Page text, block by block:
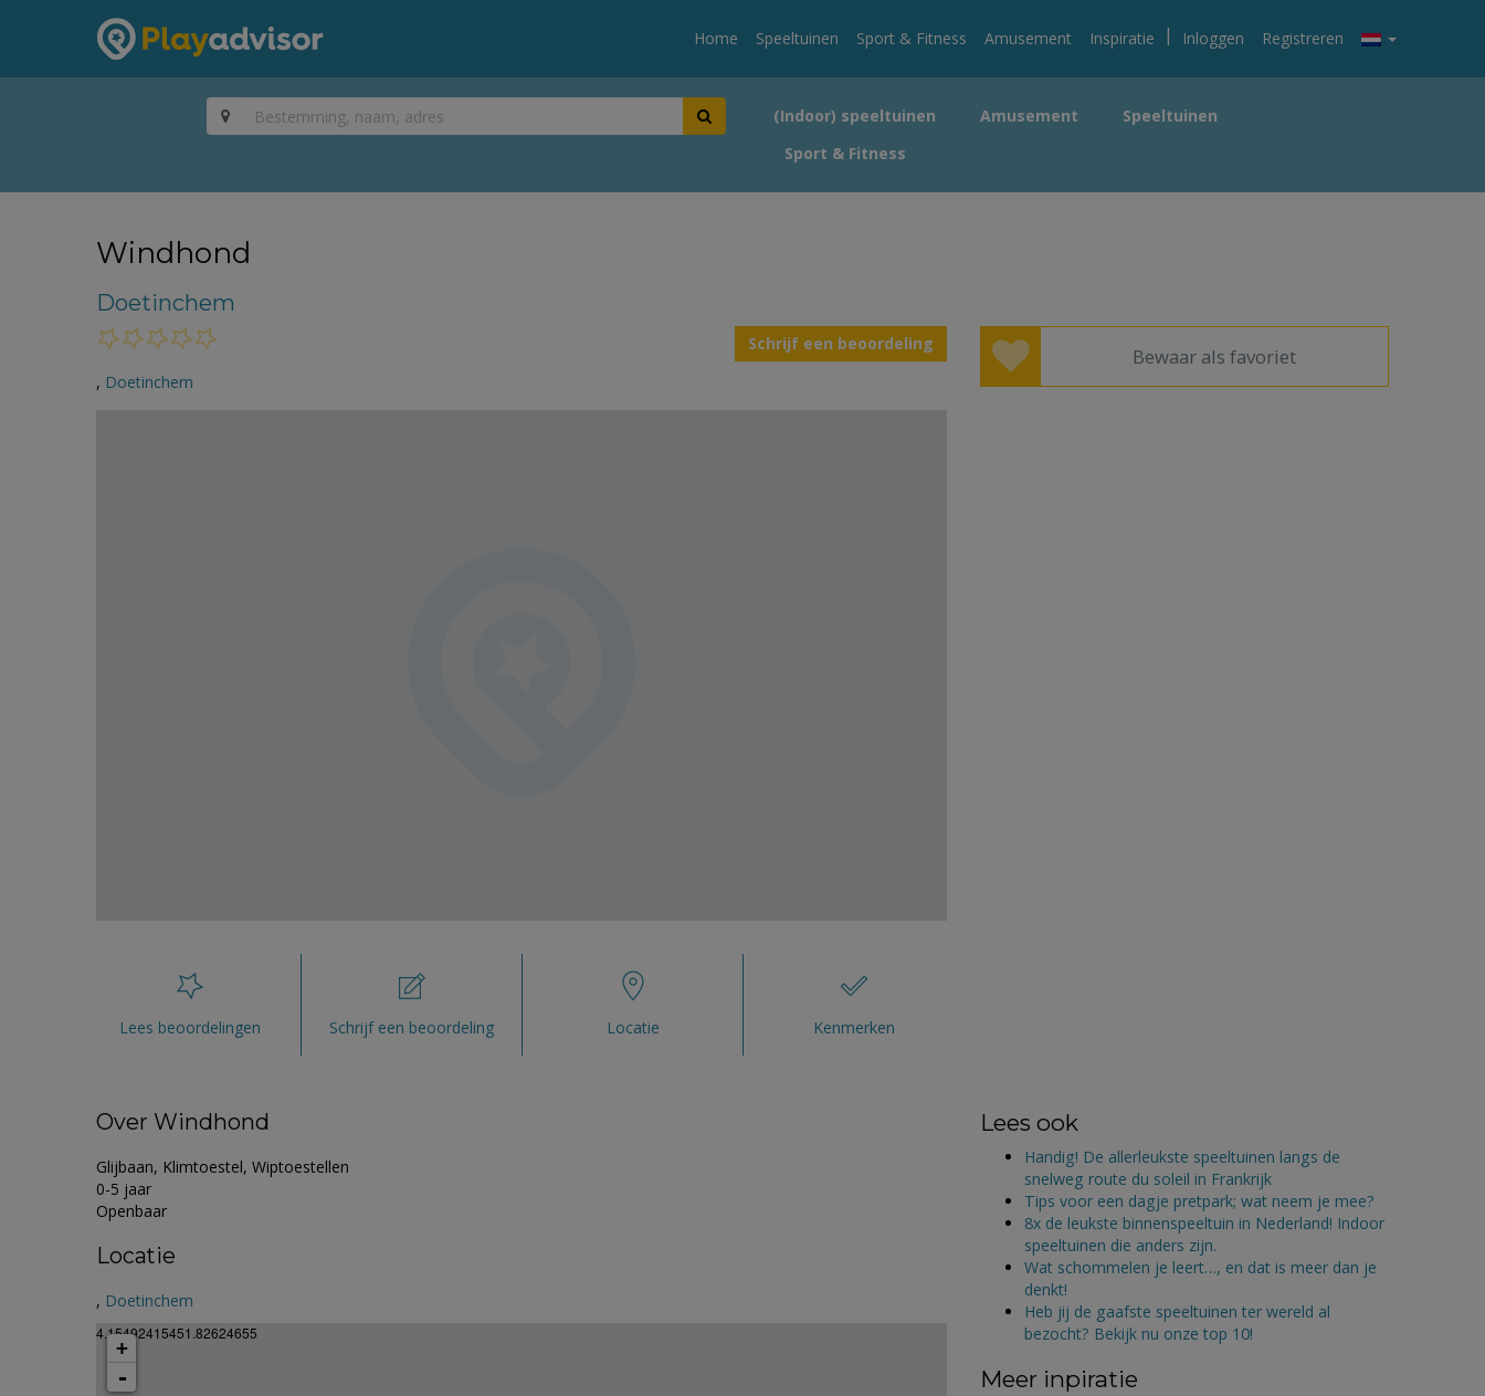
Home Speeltuinen Sport & Fitness Amusement Inspiratie | Inloggen Registreren
(Indoor) speeltuinen Amusement
Speeltuinen
Sport & Fitness
Windhond
Doetinchem
Schrijf een beoordeling
, Doetinchem
Bewaar als favoriet
Lees beoordelingen Schrijf een beoordeling Locatie Kenmerken
Over Windhond
Glijbaan, Klimtoestel, Wiptoestellen
0-5 jaar
Openbaar
Locatie
, Doetinchem
4.15492415451.82624655
+
-
Lees ook
Handig! De allerleukste speeltuinen langs de
snelweg route du soleil in Frankrijk
Tips voor een dagje pretpark; wat neem je mee?
8x de leukste binnenspeeltuin in Nederland! Indoor
speeltuinen die anders zijn.
Wat schommelen je leert…, en dat is meer dan je
denkt!
Heb jij de gaafste speeltuinen ter wereld al
bezocht? Bekijk nu onze top 10!
Meer inpiratie